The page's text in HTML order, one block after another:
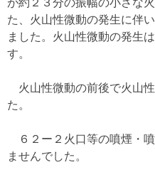
が約２３分の振幅の小さな
た、火山性微動の発生に伴
ました。火山性微動の発生
す。
火山性微動の前後で火山
た。
６２ー２火口等の噴煙・
ませんでした。